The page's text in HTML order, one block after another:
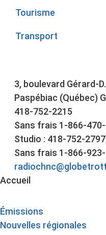
Tourisme
Transport
3, boulevard Gérard-
Paspébiac (Québec)
418-752-2215
Sans frais 1-866-
Studio : 418-752-2797
Sans frais 1-866-
Accueil
Émissions
Nouvelles régionales